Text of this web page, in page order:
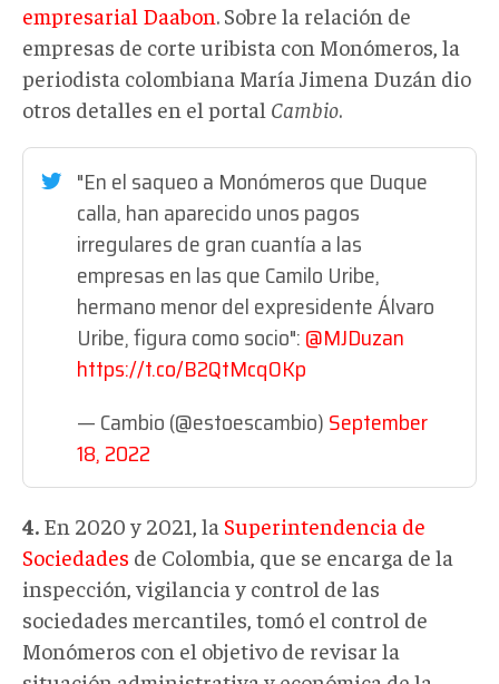
empresarial Daabon. Sobre la relación de
empresas de corte uribista con Monómeros, la
periodista colombiana María Jimena Duzán dio
otros detalles en el portal Cambio.
"En el saqueo a Monómeros que Duque
calla, han aparecido unos pagos
irregulares de gran cuantía a las
empresas en las que Camilo Uribe,
hermano menor del expresidente Álvaro
Uribe, figura como socio":@MJDuzan
https://t.co/B2QtMcqOKp
— Cambio (@estoescambio)September
18, 2022
4. En 2020 y 2021, la Superintendencia de
Sociedades de Colombia, que se encarga de la
inspección, vigilancia y control de las
sociedades mercantiles, tomó el control de
Monómeros con el objetivo de revisar la